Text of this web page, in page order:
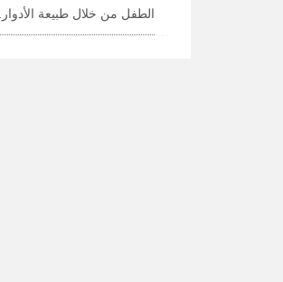
الطفل من خلال طبيعة الأدوار...